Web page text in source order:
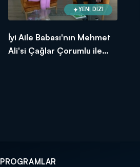
YENİ DİZİ
İyi Aile Babası'nın Mehmet
Ali'si Çağlar Çorumlu ile
PROGRAMLAR